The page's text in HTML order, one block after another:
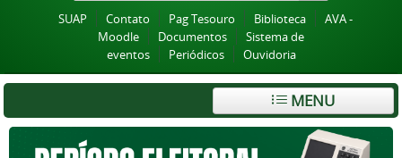
SUAP Contato Pag Tesouro Biblioteca
AVA -
Moodle
Documentos
Sistema de
eventos
Periódicos Ouvidoria
MENU